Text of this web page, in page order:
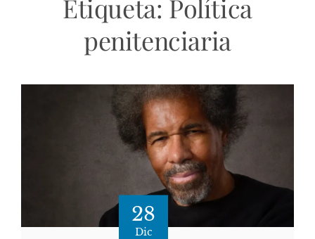
Etiqueta: Política
penitenciaria
28
Dic